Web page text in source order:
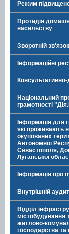
Режим
Протидія
насильству
Зворотній зв'язок
Інформаційні
Консультативно-
Національний
грамотності
Інформація для
які проживають
окупованих
Автономної
Севастополя,
Луганської
Інформація про
Внутрішній аудит
Відділ
містобудування
житлово-
господарства та